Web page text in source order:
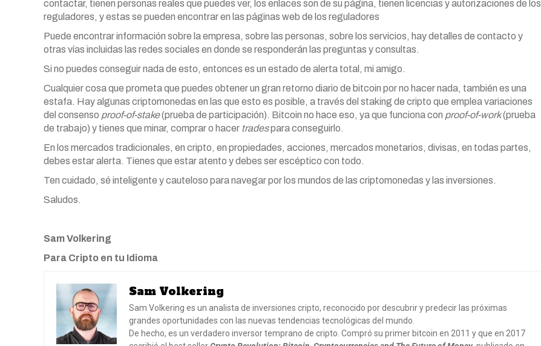
contactar, tienen personas reales que puedes ver, los enlaces son de su página, tienen licencias y autorizaciones de los
reguladores, y estas se pueden encontrar en las páginas web de los reguladores
Puede encontrar información sobre la empresa, sobre las personas, sobre los servicios, hay detalles de contacto y
otras vías incluidas las redes sociales en donde se responderán las preguntas y consultas.
Si no puedes conseguir nada de esto, entonces es un estado de alerta total, mi amigo.
Cualquier cosa que prometa que puedes obtener un gran retorno diario de bitcoin por no hacer nada, también es una
estafa. Hay algunas criptomonedas en las que esto es posible, a través del staking de cripto que emplea variaciones
del consenso proof-of-stake(prueba de participación). Bitcoin no hace eso, ya que funciona con proof-of-work(prueba
de trabajo) y tienes que minar, comprar o hacer tradespara conseguirlo.
En los mercados tradicionales, en cripto, en propiedades, acciones, mercados monetarios, divisas, en todas partes,
debes estar alerta. Tienes que estar atento y debes ser escéptico con todo.
Ten cuidado, sé inteligente y cauteloso para navegar por los mundos de las criptomonedas y las inversiones.
Saludos.
Sam Volkering
Para Cripto en tu Idioma
Sam Volkering
Sam Volkering es un analista de inversiones cripto, reconocido por descubrir y predecir las próximas
grandes oportunidades con las nuevas tendencias tecnológicas del mundo.
De hecho, es un verdadero inversor temprano de cripto. Compró su primer bitcoin en 2011 y que en 2017